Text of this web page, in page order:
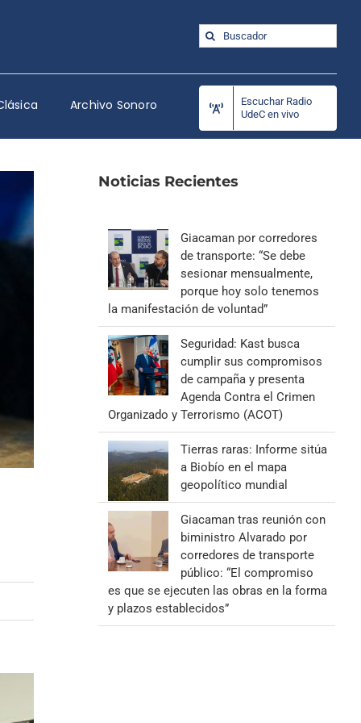
Buscar:
Archivo Sonoro
Escuchar Radio
UdeC en vivo
Noticias Recientes
Giacaman por corredores
de transporte: “Se debe
sesionar mensualmente,
porque hoy solo tenemos
la manifestación de voluntad”
Seguridad: Kast busca
cumplir sus compromisos
de campaña y presenta
Agenda Contra el Crimen
Organizado y Terrorismo (ACOT)
Tierras raras: Informe sitúa
a Biobío en el mapa
geopolítico mundial
Giacaman tras reunión con
biministro Alvarado por
corredores de transporte
público: “El compromiso
es que se ejecuten las obras en la forma
y plazos establecidos”